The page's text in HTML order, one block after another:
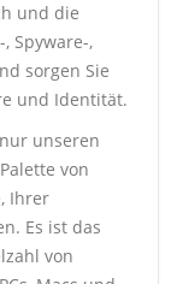
und die
Spyware-,
sorgen Sie
und Identität.
unseren
von
Ihrer
Es ist das
von